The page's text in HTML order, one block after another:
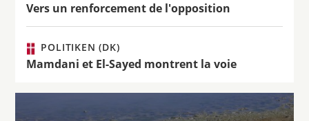
Vers un renforcement de l'opposition
POLITIKEN (DK)
Mamdani et El-Sayed montrent la voie